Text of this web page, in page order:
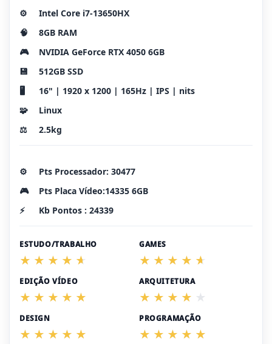
⚙️
Intel Core i7-13650HX
🧠
8GB RAM
🎮
NVIDIA GeForce RTX 4050 6GB
💾
512GB SSD
🖥️
16" | 1920 x 1200 | 165Hz | IPS | nits
🧩
Linux
⚖️
2.5kg
⚙️
Pts Processador: 30477
🎮
Pts Placa Vídeo:14335 6GB
⚡
Kb Pontos : 24339
ESTUDO/TRABALHO GAMES
EDIÇÃO VÍDEO ARQUITETURA
DESIGN PROGRAMAÇÃO